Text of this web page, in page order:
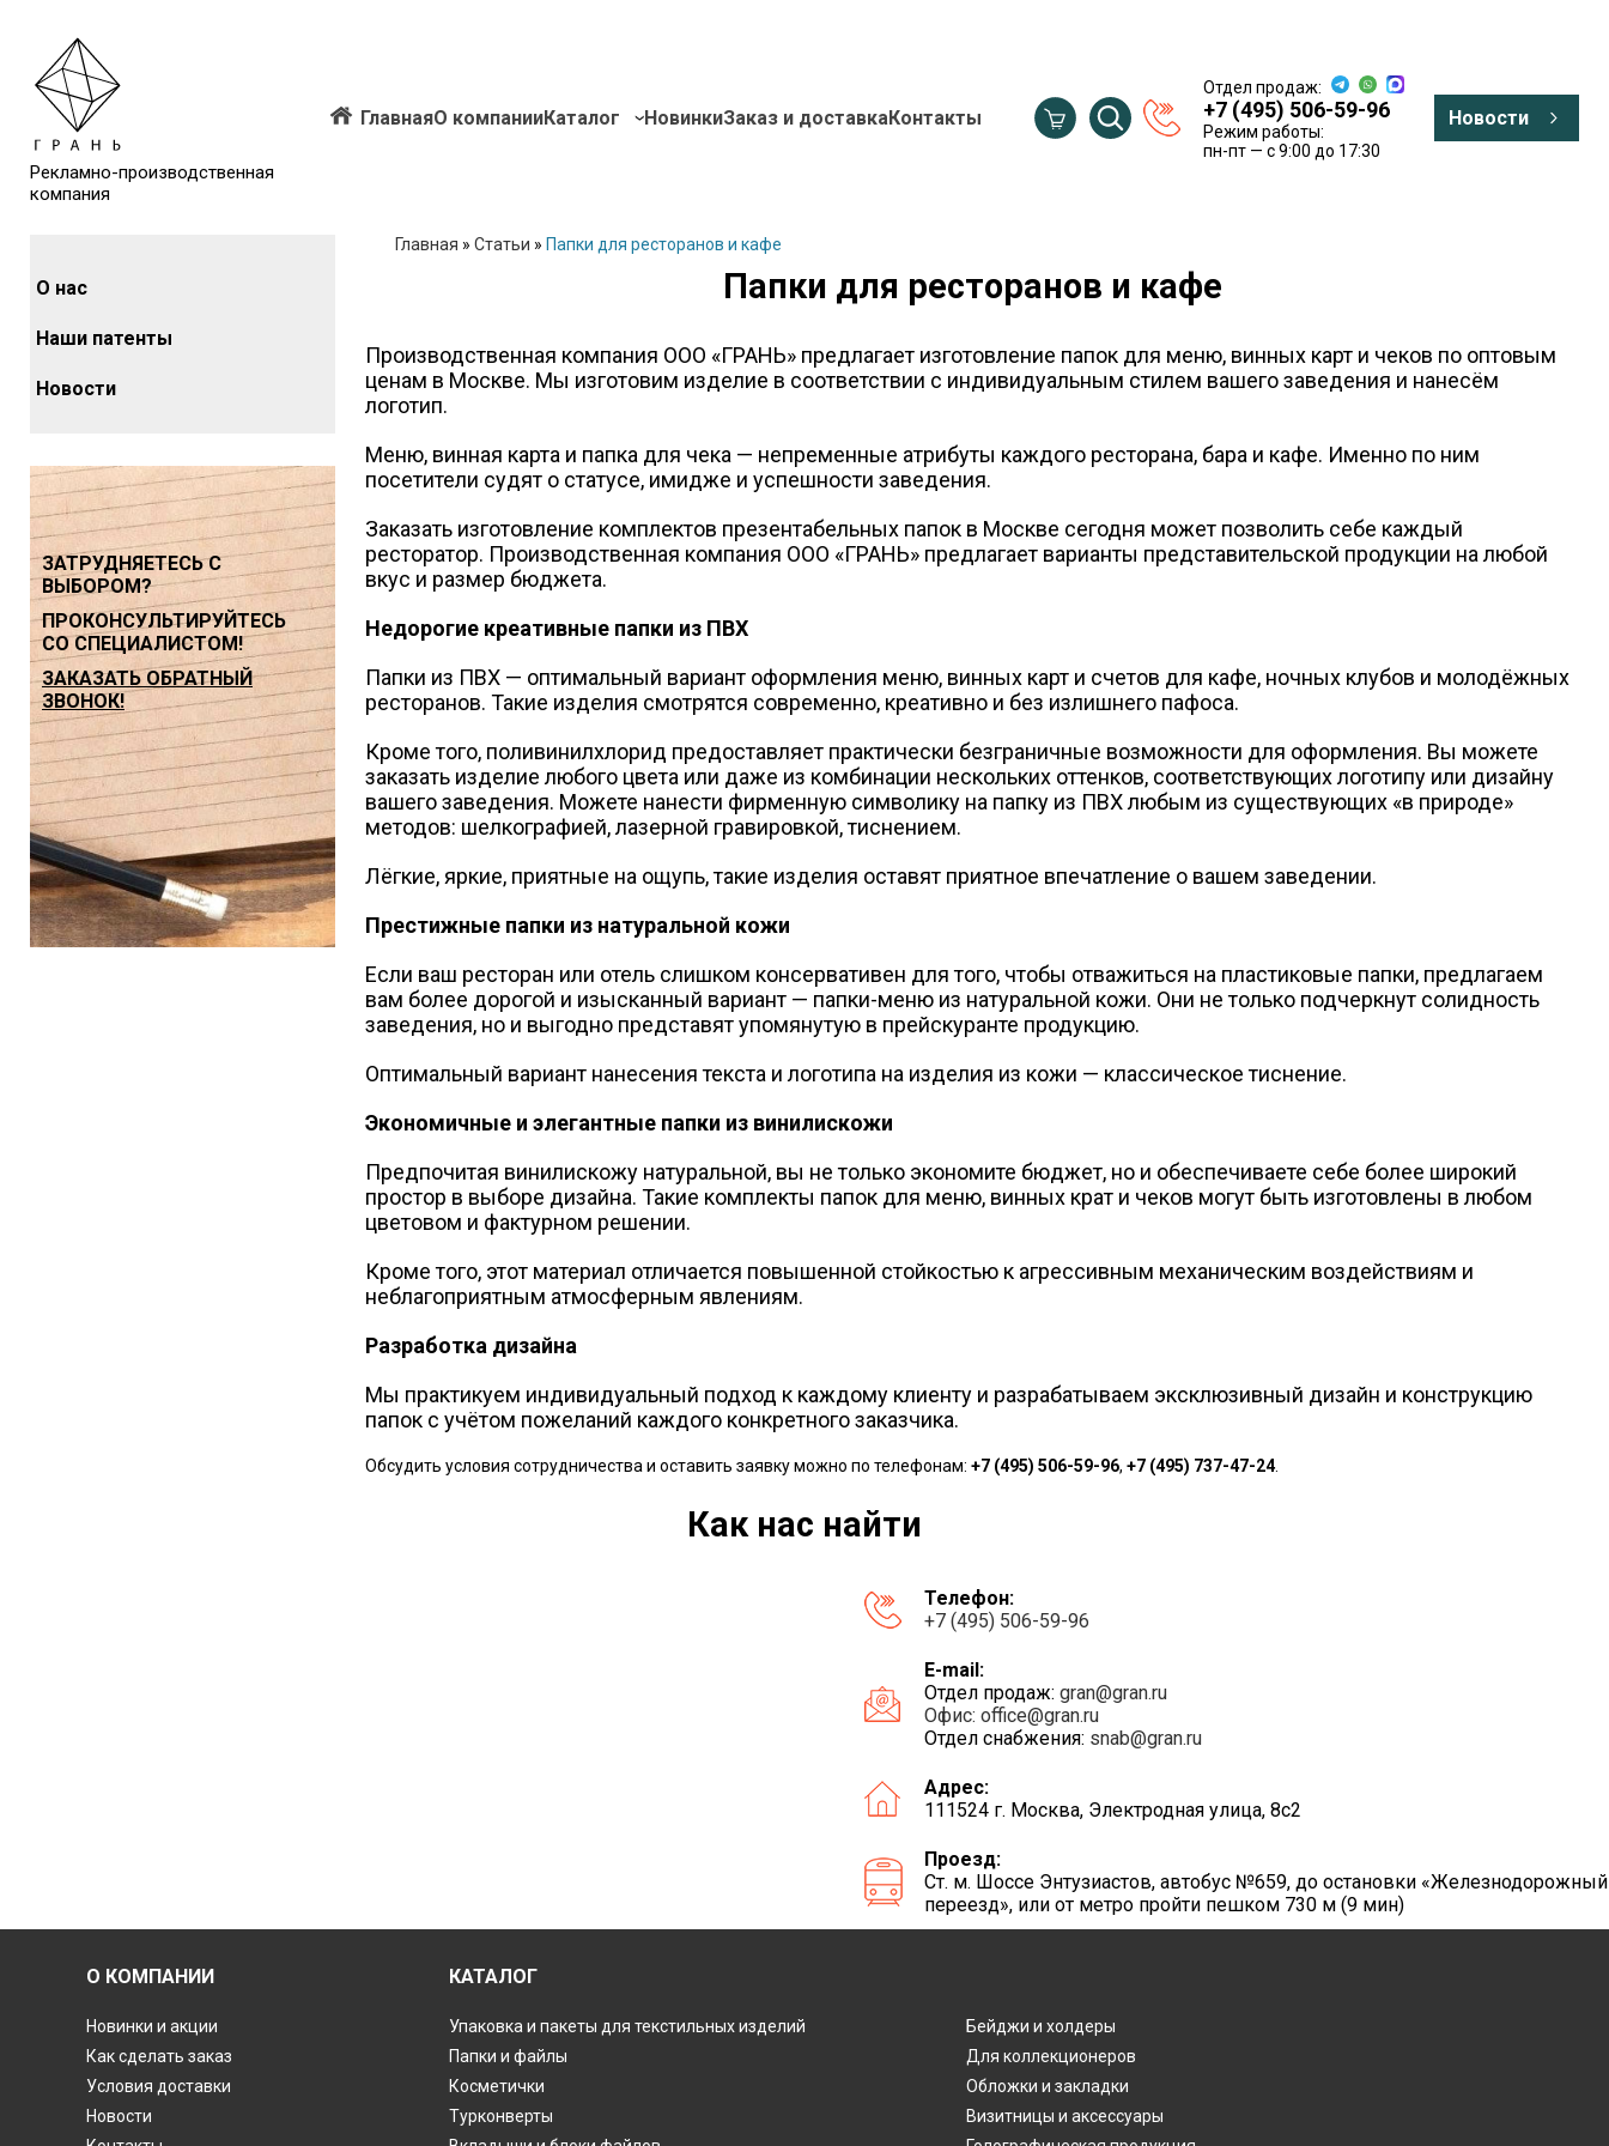
Рекламно-производственная
компания
ГлавнаяО компанииКаталог НовинкиЗаказ и доставкаКонтакты
Отдел продаж:
+7 (495) 506-59-96
Режим работы:
пн-пт — c 9:00 до 17:30
Новости
О нас
Наши патенты
Новости
ЗАТРУДНЯЕТЕСЬ С
ВЫБОРОМ?
ПРОКОНСУЛЬТИРУЙТЕСЬ
СО СПЕЦИАЛИСТОМ!
ЗАКАЗАТЬ ОБРАТНЫЙ
ЗВОНОК!
Главная » Статьи » Папки для ресторанов и кафе
Папки для ресторанов и кафе
Производственная компания ООО «ГРАНЬ» предлагает изготовление папок для меню, винных карт и чеков по оптовым
ценам в Москве. Мы изготовим изделие в соответствии с индивидуальным стилем вашего заведения и нанесём
логотип.
Меню, винная карта и папка для чека — непременные атрибуты каждого ресторана, бара и кафе. Именно по ним
посетители судят о статусе, имидже и успешности заведения.
Заказать изготовление комплектов презентабельных папок в Москве сегодня может позволить себе каждый
ресторатор. Производственная компания ООО «ГРАНЬ» предлагает варианты представительской продукции на любой
вкус и размер бюджета.
Недорогие креативные папки из ПВХ
Папки из ПВХ — оптимальный вариант оформления меню, винных карт и счетов для кафе, ночных клубов и молодёжных
ресторанов. Такие изделия смотрятся современно, креативно и без излишнего пафоса.
Кроме того, поливинилхлорид предоставляет практически безграничные возможности для оформления. Вы можете
заказать изделие любого цвета или даже из комбинации нескольких оттенков, соответствующих логотипу или дизайну
вашего заведения. Можете нанести фирменную символику на папку из ПВХ любым из существующих «в природе»
методов: шелкографией, лазерной гравировкой, тиснением.
Лёгкие, яркие, приятные на ощупь, такие изделия оставят приятное впечатление о вашем заведении.
Престижные папки из натуральной кожи
Если ваш ресторан или отель слишком консервативен для того, чтобы отважиться на пластиковые папки, предлагаем
вам более дорогой и изысканный вариант — папки-меню из натуральной кожи. Они не только подчеркнут солидность
заведения, но и выгодно представят упомянутую в прейскуранте продукцию.
Оптимальный вариант нанесения текста и логотипа на изделия из кожи — классическое тиснение.
Экономичные и элегантные папки из винилискожи
Предпочитая винилискожу натуральной, вы не только экономите бюджет, но и обеспечиваете себе более широкий
простор в выборе дизайна. Такие комплекты папок для меню, винных крат и чеков могут быть изготовлены в любом
цветовом и фактурном решении.
Кроме того, этот материал отличается повышенной стойкостью к агрессивным механическим воздействиям и
неблагоприятным атмосферным явлениям.
Разработка дизайна
Мы практикуем индивидуальный подход к каждому клиенту и разрабатываем эксклюзивный дизайн и конструкцию
папок с учётом пожеланий каждого конкретного заказчика.
Обсудить условия сотрудничества и оставить заявку можно по телефонам: +7 (495) 506-59-96, +7 (495) 737-47-24.
Как нас найти
Телефон:
+7 (495) 506-59-96
E-mail:
Отдел продаж: gran@gran.ru
Офис: office@gran.ru
Отдел снабжения: snab@gran.ru
Адрес:
111524 г. Москва, Электродная улица, 8с2
Проезд:
Ст. м. Шоссе Энтузиастов, автобус №659, до остановки «Железнодорожный
переезд», или от метро пройти пешком 730 м (9 мин)
О КОМПАНИИ
Новинки и акции
Как сделать заказ
Условия доставки
Новости
КАТАЛОГ
Упаковка и пакеты для текстильных изделий
Бейджи и холдеры
Папки и файлы
Для коллекционеров
Косметички
Обложки и закладки
Турконверты
Визитницы и аксессуары